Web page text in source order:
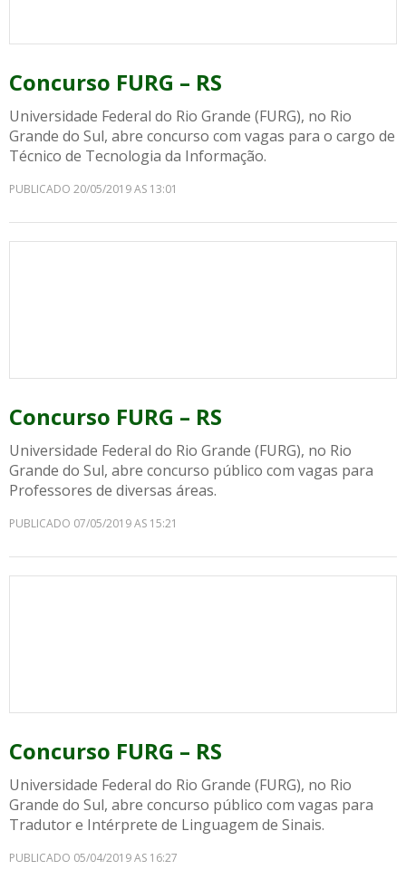
Concurso FURG – RS
Universidade Federal do Rio Grande (FURG), no Rio
Grande do Sul, abre concurso com vagas para o cargo de
Técnico de Tecnologia da Informação.
PUBLICADO 20/05/2019 AS 13:01
Concurso FURG – RS
Universidade Federal do Rio Grande (FURG), no Rio
Grande do Sul, abre concurso público com vagas para
Professores de diversas áreas.
PUBLICADO 07/05/2019 AS 15:21
Concurso FURG – RS
Universidade Federal do Rio Grande (FURG), no Rio
Grande do Sul, abre concurso público com vagas para
Tradutor e Intérprete de Linguagem de Sinais.
PUBLICADO 05/04/2019 AS 16:27